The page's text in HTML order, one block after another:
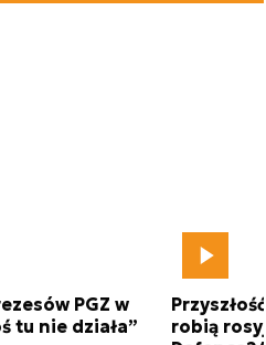
PGZ w
tu nie działa”
robią